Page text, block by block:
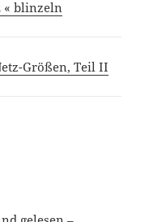
« blinzeln
Größen, Teil II